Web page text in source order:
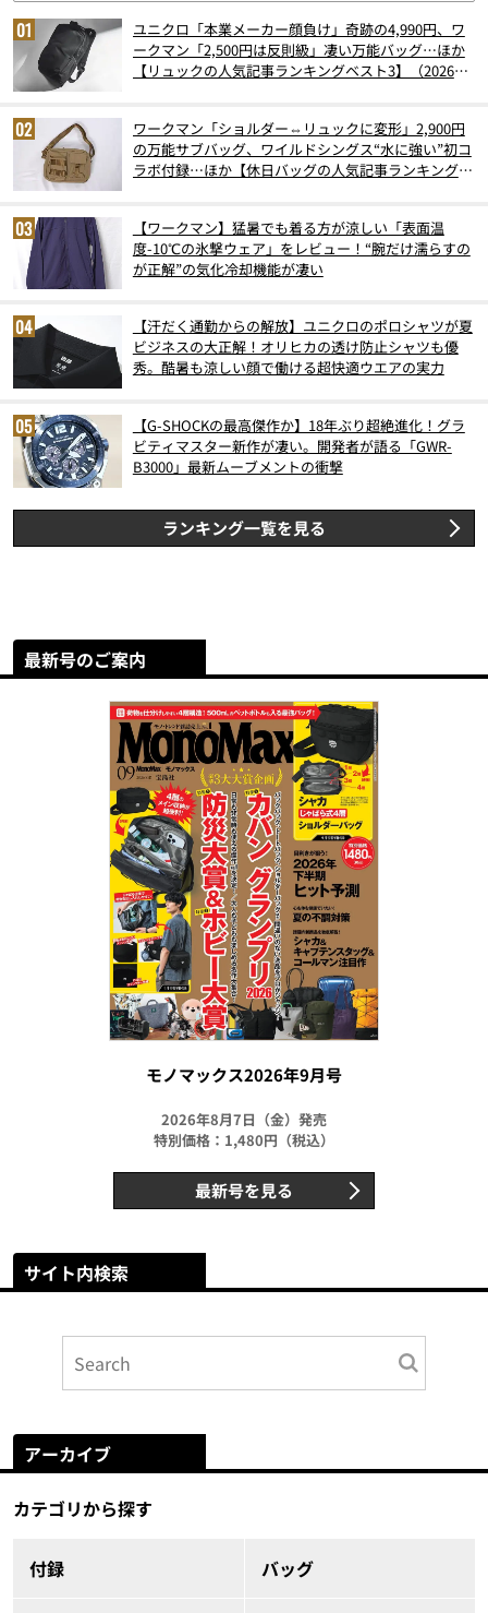
ユニクロ「本業メーカー顔負け」奇跡の4,990円、ワ
ークマン「2,500円は反則級」凄い万能バッグ…ほか
【リュックの人気記事ランキングベスト3】（2026年
ワークマン「ショルダー⇔リュックに変形」2,900円
の万能サブバッグ、ワイルドシングス“水に強い”初コ
ラボ付録…ほか【休日バッグの人気記事ランキングベ
【ワークマン】猛暑でも着る方が涼しい「表面温
度-10℃の氷撃ウェア」をレビュー！“腕だけ濡らすの
が正解”の気化冷却機能が凄い
【汗だく通勤からの解放】ユニクロのポロシャツが夏
ビジネスの大正解！オリヒカの透け防止シャツも優
秀。酷暑も涼しい顔で働ける超快適ウエアの実力
【G-SHOCKの最高傑作か】18年ぶり超絶進化！グラ
ビティマスター新作が凄い。開発者が語る「GWR-
B3000」最新ムーブメントの衝撃
ランキング一覧を見る
最新号のご案内
モノマックス2026年9月号
2026年8月7日（金）発売
特別価格：1,480円（税込）
最新号を見る
サイト内検索
アーカイブ
カテゴリから探す
付録 バッグ